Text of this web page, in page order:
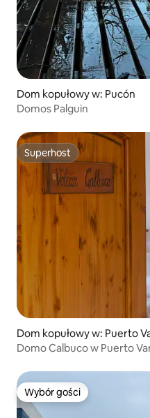
Dom kopułowy w: Pucón
Domos Palguin
Superhost
Superhost
Dom kopułowy w: Puerto
Domo Calbuco w Puerto
Wybór gości
Wybór gości